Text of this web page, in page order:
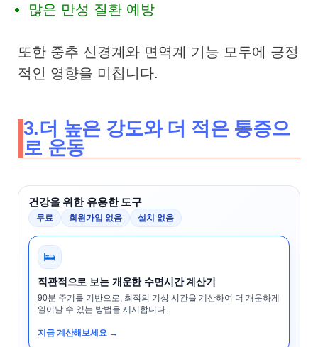
많은 만성 질환 예방
또한 중추 신경계와 면역계 기능 모두에 긍정
적인 영향을 미칩니다.
3.더 높은 강도와 ​​더 적은 통증으
로 운동
건강을 위한 유용한 도구
무료 회원가입 없음 설치 없음
🛌
직관적으로 보는 개운한 수면시간 계산기
90분 주기를 기반으로, 최적의 기상 시간을 계산하여 더 개운하게
일어날 수 있는 방법을 제시합니다.
지금 계산해보세요 →